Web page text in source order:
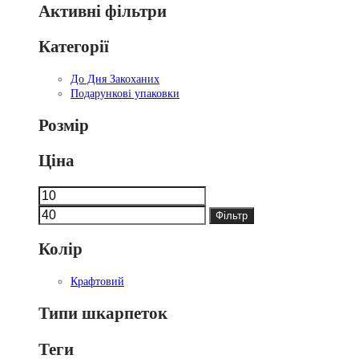
Активні фільтри
Категорії
До Дня Закоханих
Подарункові упаковки
Розмір
Ціна
Мінімальна
ціна
ціна
Фільтр
Колір
Крафтовий
Типи шкарпеток
Теги